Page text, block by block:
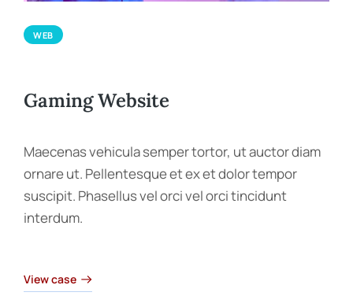
WEB
Gaming Website
Maecenas vehicula semper tortor, ut auctor diam
ornare ut. Pellentesque et ex et dolor tempor
suscipit. Phasellus vel orci vel orci tincidunt
interdum.
View case